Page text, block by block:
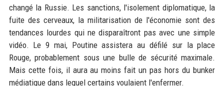
changé la Russie. Les sanctions, l'isolement diplomatique, la
fuite des cerveaux, la militarisation de l'économie sont des
tendances lourdes qui ne disparaîtront pas avec une simple
vidéo. Le 9 mai, Poutine assistera au défilé sur la place
Rouge, probablement sous une bulle de sécurité maximale.
Mais cette fois, il aura au moins fait un pas hors du bunker
médiatique dans lequel certains voulaient l'enfermer.